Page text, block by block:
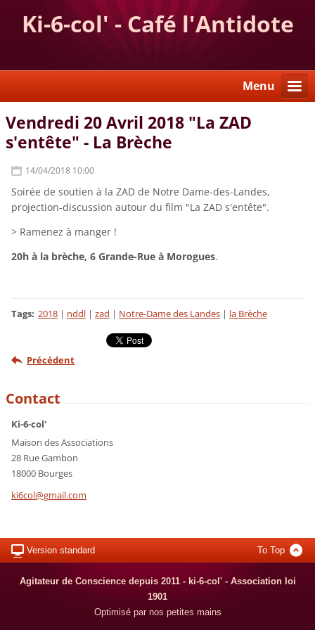
Ki-6-col' - Café l'Antidote
Menu
Vendredi 20 Avril 2018 "La ZAD
s'entête" - La Brèche
14/04/2018 10:00
Soirée de soutien à la ZAD de Notre Dame-des-Landes,
projection-discussion autour du film "La ZAD s'entête".
> Ramenez à manger !
20h à la brèche, 6 Grande-Rue à Morogues.
Tags: 2018 | nddl | zad | Notre-Dame des Landes | la Brèche
Précédent
Contact
Ki-6-col'
Maison des Associations
28 Rue Gambon
18000 Bourges
ki6col@gmail.com
Version standard To Top
Agitateur de Conscience depuis 2011 - ki-6-col' - Association loi
1901
Optimisé par nos petites mains